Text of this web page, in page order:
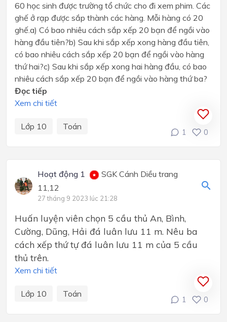
60 học sinh được trường tổ chức cho đi xem phim. Các
ghế ở rạp được sắp thành các hàng. Mỗi hàng có 20
ghế.a) Có bao nhiêu cách sắp xếp 20 bạn để ngồi vào
hàng đầu tiên?b) Sau khi sắp xếp xong hàng đầu tiên,
có bao nhiêu cách sắp xếp 20 bạn để ngồi vào hàng
thứ hai?c) Sau khi sắp xếp xong hai hàng đầu, có bao
nhiêu cách sắp xếp 20 bạn để ngồi vào hàng thứ ba?
Đọc tiếp
Xem chi tiết
Lớp 10 Toán
1 0
Hoạt động 1
SGK Cánh Diều trang
11,12
27 tháng 9 2023 lúc 21:28
Huấn luyện viên chọn 5 cầu thủ An, Bình,
Cường, Dũng, Hải đá luân lưu 11 m. Nêu ba
cách xếp thứ tự đá luân lưu 11 m của 5 cầu
thủ trên.
Xem chi tiết
Lớp 10 Toán
1 0